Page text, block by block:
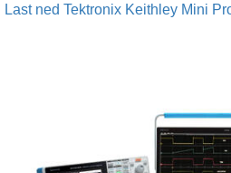
Last ned Tektronix Keithley Mini